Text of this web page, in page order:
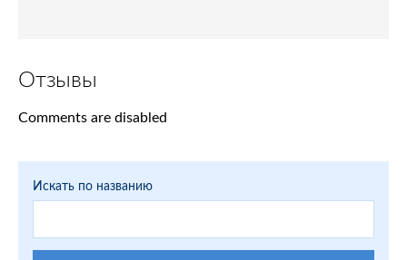
Отзывы
Comments are disabled
Искать по названию